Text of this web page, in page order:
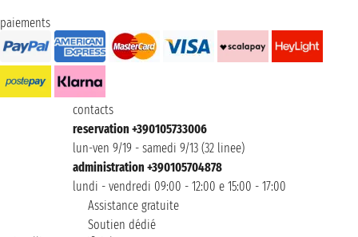
paiements
contacts
reservation +390105733006
lun-ven 9/19 - samedi 9/13 (32 linee)
administration +390105704878
lundi - vendredi 09:00 - 12:00 e 15:00 - 17:00
Assistance gratuite
Soutien dédié